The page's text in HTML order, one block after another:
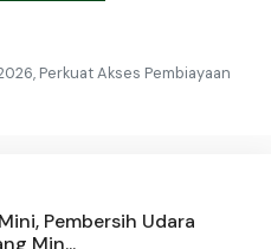
Perkuat Akses Pembiayaan
Pembersih Udara
Min...